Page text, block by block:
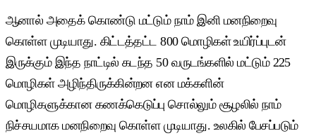
ஆனால் அதைக் கொண்டு மட்டும் நாம் இனி மனநிறைவு
கொள்ள முடியாது. கிட்டத்தட்ட 800 மொழிகள் உயிர்ப்புடன்
இருக்கும் இந்த நாட்டில் கடந்த 50 வருடங்களில் மட்டும் 225
மொழிகள் அழிந்திருக்கின்றன என மக்களின்
மொழிகளுக்கான கணக்கெடுப்பு சொல்லும் சூழலில் நாம்
நிச்சயமாக மனநிறைவு கொள்ள முடியாது. உலகில் பேசப்படும்